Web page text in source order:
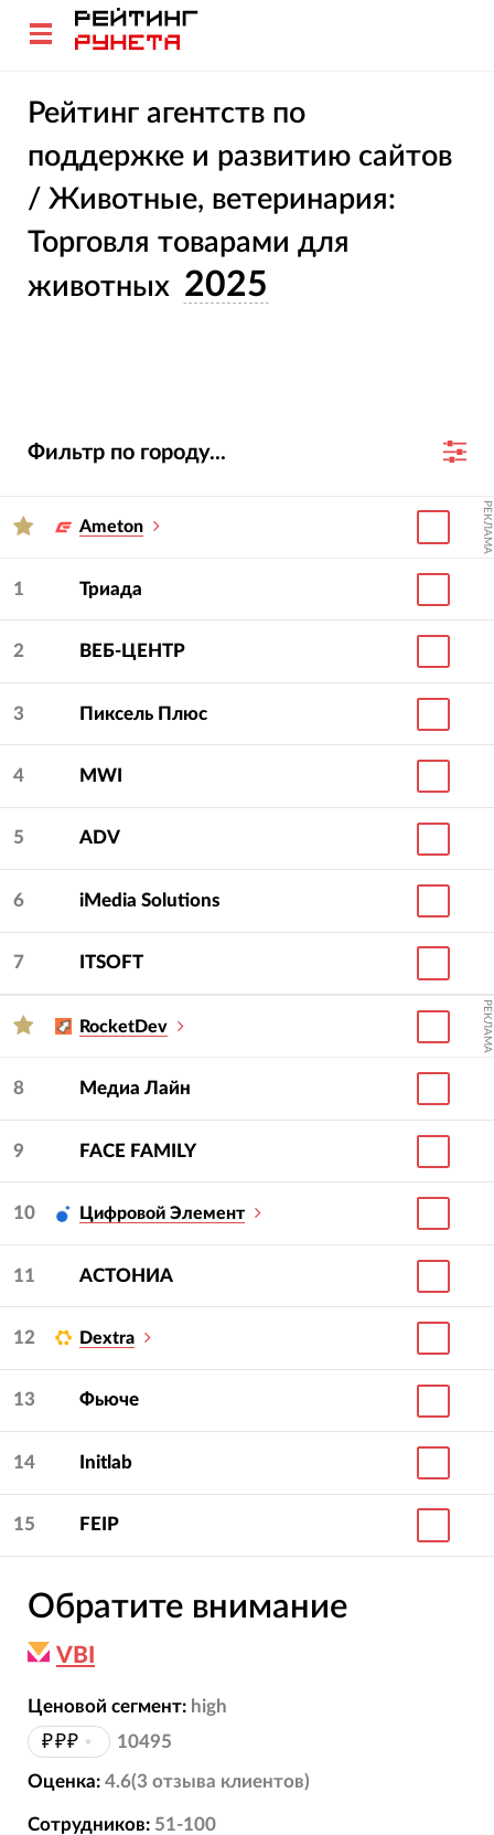
Рейтинг агентств по
поддержке и развитию сайтов
/ Животные, ветеринария:
Торговля товарами для
животных 2025
Фильтр по городу...
Ameton РЕКЛАМА
1 Триада
2 ВЕБ-ЦЕНТР
3 Пиксель Плюс
4 MWI
5 ADV
6 iMedia Solutions
7 ITSOFT
RocketDev РЕКЛАМА
8 Медиа Лайн
9 FACE FAMILY
10 Цифровой Элемент
11 АСТОНИА
12 Dextra
13 Фьюче
14 Initlab
15 FEIP
Обратите внимание
VBI
Ценовой сегмент: high
₽₽₽ • 10495
Оценка: 4.6(3 отзыва клиентов)
Сотрудников: 51-100